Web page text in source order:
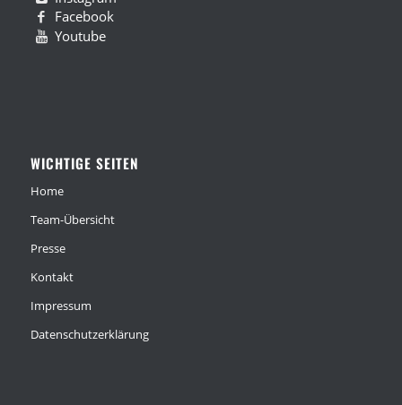
Facebook
Youtube
WICHTIGE SEITEN
Home
Team-Übersicht
Presse
Kontakt
Impressum
Datenschutzerklärung